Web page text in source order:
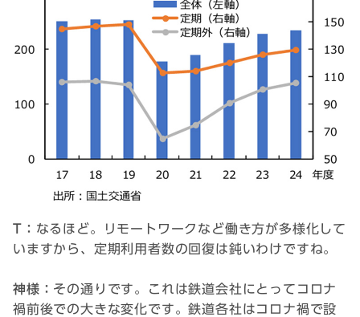
T： なるほど。リモートワークなど働き方が多様化して
いますから、定期利用者数の回復は鈍いわけですね。
神様： その通りです。これは鉄道会社にとってコロナ
禍前後での大きな変化です。鉄道各社はコロナ禍で設